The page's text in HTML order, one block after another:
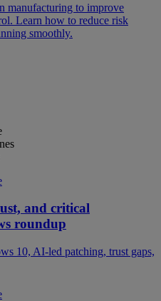
manufacturing to improve
Learn how to reduce risk
smoothly.
and critical
roundup
10, AI-led patching, trust gaps,